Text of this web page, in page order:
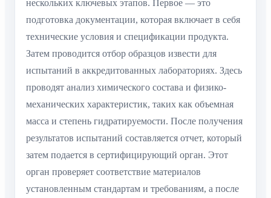
нескольких ключевых этапов. Первое — это
подготовка документации, которая включает в себя
технические условия и спецификации продукта.
Затем проводится отбор образцов извести для
испытаний в аккредитованных лабораториях. Здесь
проводят анализ химического состава и физико-
механических характеристик, таких как объемная
масса и степень гидратируемости. После получения
результатов испытаний составляется отчет, который
затем подается в сертифицирующий орган. Этот
орган проверяет соответствие материалов
установленным стандартам и требованиям, а после